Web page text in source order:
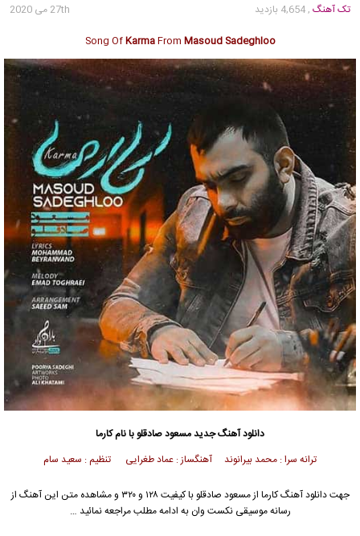
تک آهنگ , 4,654 بازدید
27th می 2020
Song OfKarmaFrom Masoud Sadeghloo
دانلود آهنگ جدیدمسعود صادقلوبا نام کارما
ترانه سرا : محمد بیرانوند آهنگساز : عماد طغرایی تنظیم : سعید سام
جهت دانلود آهنگ کارما ازمسعود صادقلو
با کیفیت ۱۲۸ و ۳۲۰ و مشاهده متن این آهنگ از
رسانه موسیقی نکست وان به ادامه مطلب مراجعه نمائید …